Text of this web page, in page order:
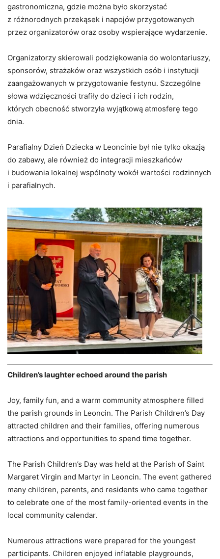
gastronomiczna, gdzie można było skorzystać
z różnorodnych przekąsek i napojów przygotowanych
przez organizatorów oraz osoby wspierające wydarzenie.
Organizatorzy skierowali podziękowania do wolontariuszy,
sponsorów, strażaków oraz wszystkich osób i instytucji
zaangażowanych w przygotowanie festynu. Szczególne
słowa wdzięczności trafiły do dzieci i ich rodzin,
których obecność stworzyła wyjątkową atmosferę tego
dnia.
Parafialny Dzień Dziecka w Leoncinie był nie tylko okazją
do zabawy, ale również do integracji mieszkańców
i budowania lokalnej wspólnoty wokół wartości rodzinnych
i parafialnych.
Children’s laughter echoed around the parish
Joy, family fun, and a warm community atmosphere filled
the parish grounds in Leoncin. The Parish Children’s Day
attracted children and their families, offering numerous
attractions and opportunities to spend time together.
The Parish Children’s Day was held at the Parish of Saint
Margaret Virgin and Martyr in Leoncin. The event gathered
many children, parents, and residents who came together
to celebrate one of the most family-oriented events in the
local community calendar.
Numerous attractions were prepared for the youngest
participants. Children enjoyed inflatable playgrounds,